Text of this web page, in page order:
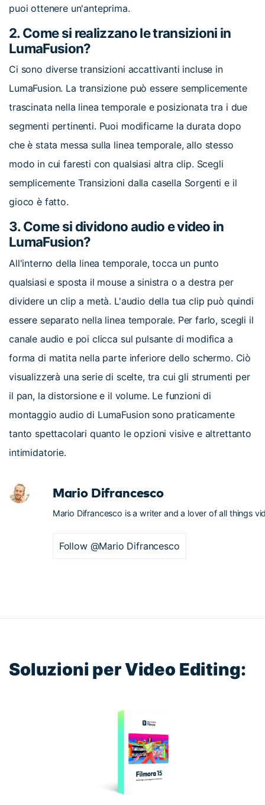
puoi ottenere un'anteprima.
2. Come si realizzano le transizioni in
LumaFusion?
Ci sono diverse transizioni accattivanti incluse in
LumaFusion. La transizione può essere semplicemente
trascinata nella linea temporale e posizionata tra i due
segmenti pertinenti. Puoi modificarne la durata dopo
che è stata messa sulla linea temporale, allo stesso
modo in cui faresti con qualsiasi altra clip. Scegli
semplicemente Transizioni dalla casella Sorgenti e il
gioco è fatto.
3. Come si dividono audio e video in
LumaFusion?
All'interno della linea temporale, tocca un punto
qualsiasi e sposta il mouse a sinistra o a destra per
dividere un clip a metà. L'audio della tua clip può quindi
essere separato nella linea temporale. Per farlo, scegli il
canale audio e poi clicca sul pulsante di modifica a
forma di matita nella parte inferiore dello schermo. Ciò
visualizzerà una serie di scelte, tra cui gli strumenti per
il pan, la distorsione e il volume. Le funzioni di
montaggio audio di LumaFusion sono praticamente
tanto spettacolari quanto le opzioni visive e altrettanto
intimidatorie.
Mario Difrancesco
Mario Difrancesco is a writer and a lover of all things
Follow @Mario Difrancesco
Soluzioni per Video Editing: